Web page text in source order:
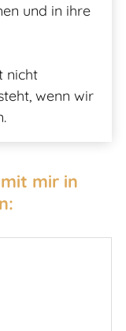
und in ihre
nicht
wenn wir
mir in